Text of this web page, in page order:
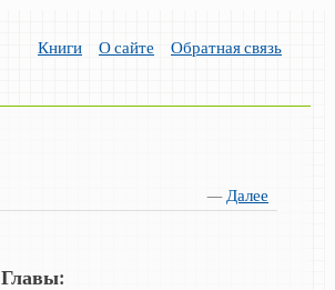
Книги О сайте Обратная связь
—Далее
Главы: